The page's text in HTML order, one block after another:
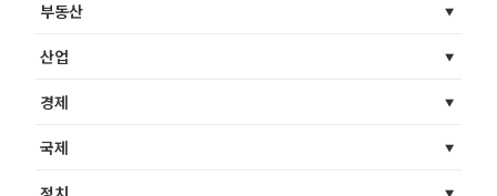
부동산
산업
경제
국제